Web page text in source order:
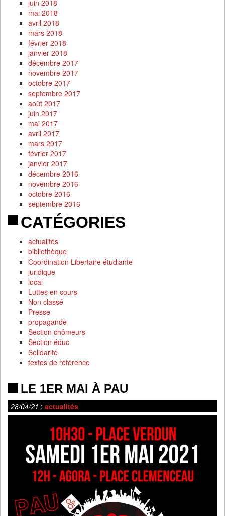
juin 2018
mai 2018
avril 2018
mars 2018
février 2018
janvier 2018
décembre 2017
novembre 2017
octobre 2017
septembre 2017
août 2017
juin 2017
mai 2017
avril 2017
mars 2017
février 2017
janvier 2017
décembre 2016
novembre 2016
octobre 2016
septembre 2016
CATÉGORIES
actualités
bibliothèque
Coordination Libertaire étudiante
juridique
local
Luttes en cours
Non classé
Presse
propagande
Section chômeurs
Section éduc
Solidarité
textes de référence
LE 1ER MAI À PAU
28/04/21 : actualités